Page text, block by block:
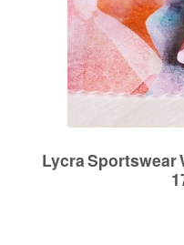
Lycra Sportswear